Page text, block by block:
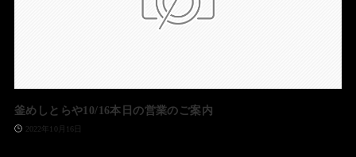
釜めしとらや10/16本日の営業のご案内
2022年10月16日